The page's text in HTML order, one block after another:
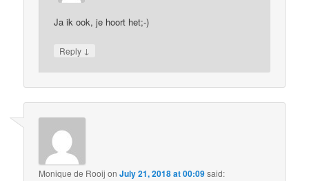
Ja ik ook, je hoort het;-)
Reply ↓
Monique de Rooij onJuly 21, 2018 at 00:09said: